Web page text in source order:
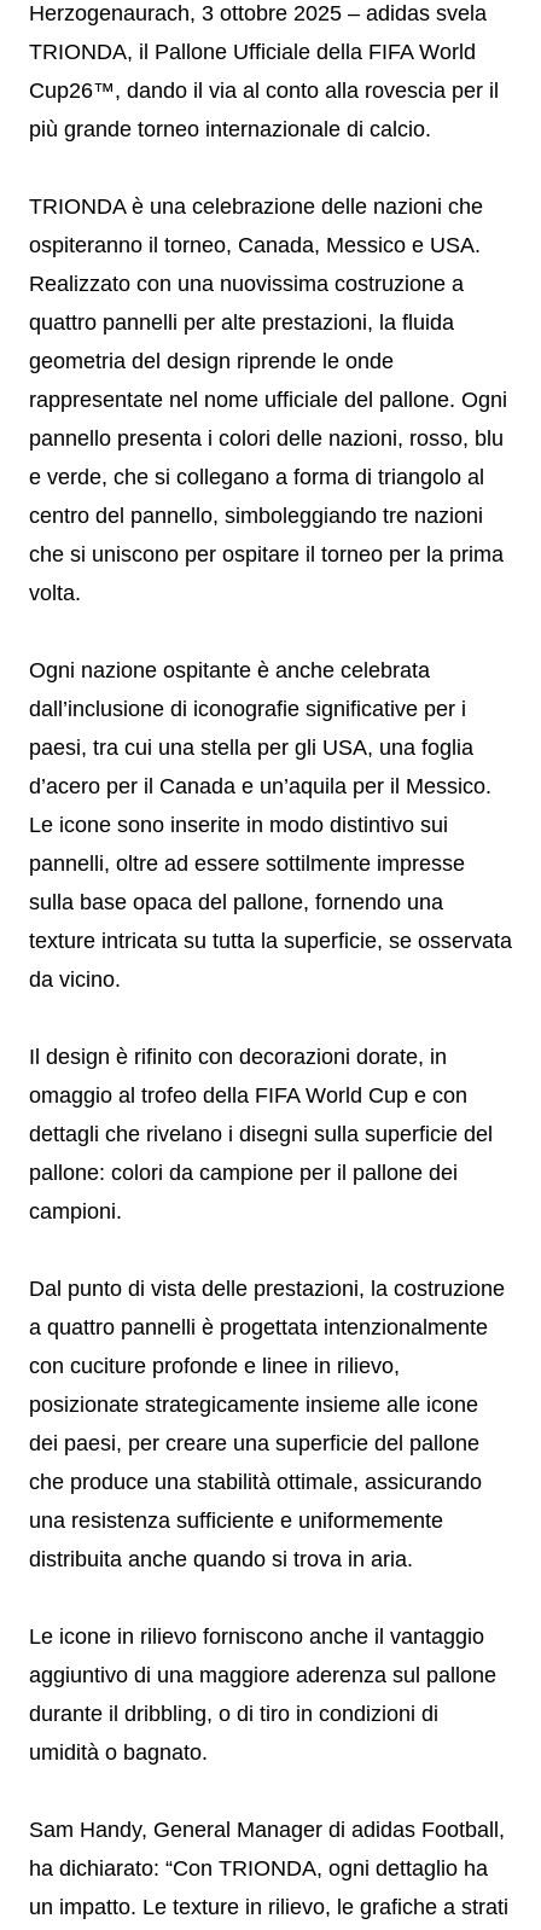
Herzogenaurach, 3 ottobre 2025 – adidas svela
TRIONDA, il Pallone Ufficiale della FIFA World
Cup26™, dando il via al conto alla rovescia per il
più grande torneo internazionale di calcio.
TRIONDA è una celebrazione delle nazioni che
ospiteranno il torneo, Canada, Messico e USA.
Realizzato con una nuovissima costruzione a
quattro pannelli per alte prestazioni, la fluida
geometria del design riprende le onde
rappresentate nel nome ufficiale del pallone. Ogni
pannello presenta i colori delle nazioni, rosso, blu
e verde, che si collegano a forma di triangolo al
centro del pannello, simboleggiando tre nazioni
che si uniscono per ospitare il torneo per la prima
volta.
Ogni nazione ospitante è anche celebrata
dall’inclusione di iconografie significative per i
paesi, tra cui una stella per gli USA, una foglia
d’acero per il Canada e un’aquila per il Messico.
Le icone sono inserite in modo distintivo sui
pannelli, oltre ad essere sottilmente impresse
sulla base opaca del pallone, fornendo una
texture intricata su tutta la superficie, se osservata
da vicino.
Il design è rifinito con decorazioni dorate, in
omaggio al trofeo della FIFA World Cup e con
dettagli che rivelano i disegni sulla superficie del
pallone: colori da campione per il pallone dei
campioni.
Dal punto di vista delle prestazioni, la costruzione
a quattro pannelli è progettata intenzionalmente
con cuciture profonde e linee in rilievo,
posizionate strategicamente insieme alle icone
dei paesi, per creare una superficie del pallone
che produce una stabilità ottimale, assicurando
una resistenza sufficiente e uniformemente
distribuita anche quando si trova in aria.
Le icone in rilievo forniscono anche il vantaggio
aggiuntivo di una maggiore aderenza sul pallone
durante il dribbling, o di tiro in condizioni di
umidità o bagnato.
Sam Handy, General Manager di adidas Football,
ha dichiarato: “Con TRIONDA, ogni dettaglio ha
un impatto. Le texture in rilievo, le grafiche a strati